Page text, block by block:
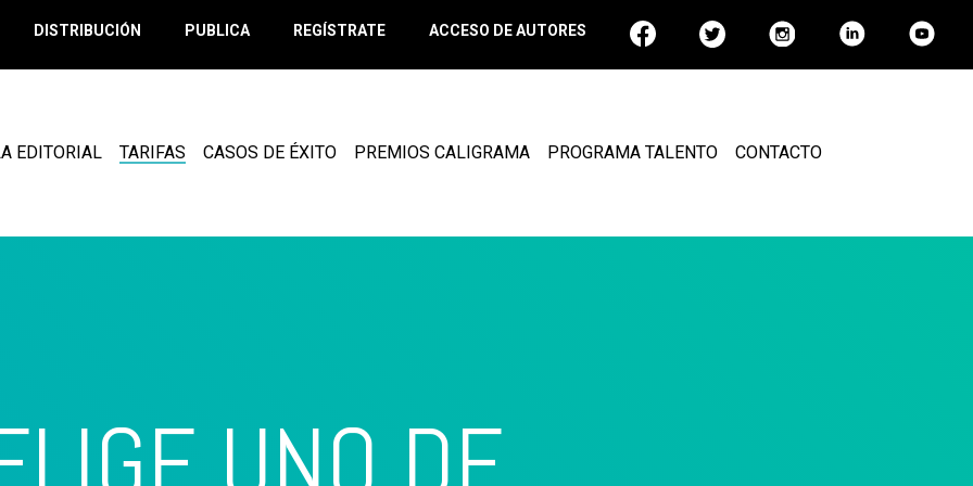
DISTRIBUCIÓN PUBLICA REGÍSTRATE ACCESO DE AUTORES
EDITORIAL TARIFAS CASOS DE ÉXITO PREMIOS CALIGRAMA PROGRAMA TALENTO CONTACTO